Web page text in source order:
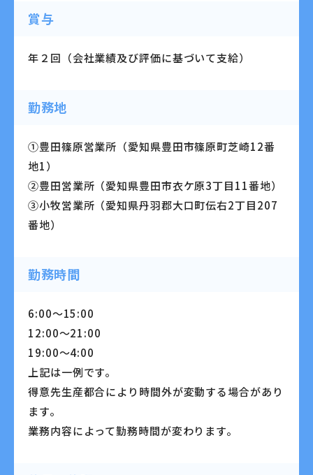
賞与
年２回（会社業績及び評価に基づいて支給）
勤務地
①豊田篠原営業所（愛知県豊田市篠原町芝崎12番
地1）
②豊田営業所（愛知県豊田市衣ケ原3丁目11番地）
③小牧営業所（愛知県丹羽郡大口町伝右2丁目207
番地）
勤務時間
6:00～15:00
12:00～21:00
19:00～4:00
上記は一例です。
得意先生産都合により時間外が変動する場合があり
ます。
業務内容によって勤務時間が変わります。